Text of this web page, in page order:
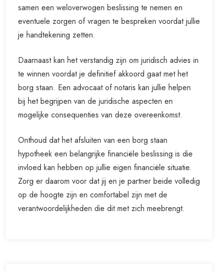
samen een weloverwogen beslissing te nemen en
eventuele zorgen of vragen te bespreken voordat jullie
je handtekening zetten.
Daarnaast kan het verstandig zijn om juridisch advies in
te winnen voordat je definitief akkoord gaat met het
borg staan. Een advocaat of notaris kan jullie helpen
bij het begrijpen van de juridische aspecten en
mogelijke consequenties van deze overeenkomst.
Onthoud dat het afsluiten van een borg staan
hypotheek een belangrijke financiële beslissing is die
invloed kan hebben op jullie eigen financiële situatie.
Zorg er daarom voor dat jij en je partner beide volledig
op de hoogte zijn en comfortabel zijn met de
verantwoordelijkheden die dit met zich meebrengt.